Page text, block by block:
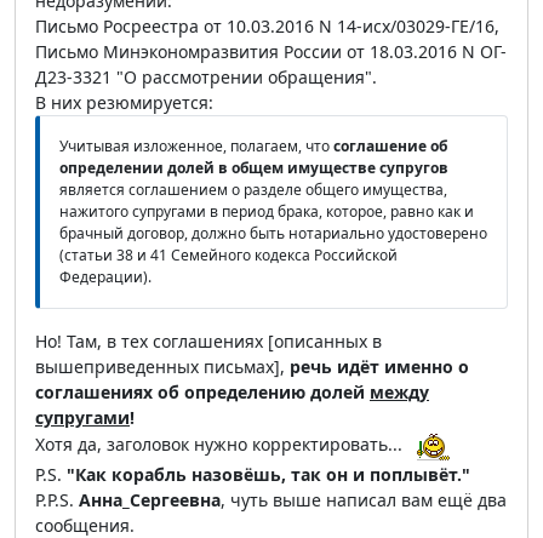
Письмо Росреестра от 10.03.2016 N 14-исх/03029-ГЕ/16,
Письмо Минэкономразвития России от 18.03.2016 N ОГ-
Д23-3321 "О рассмотрении обращения".
В них резюмируется:
Учитывая изложенное, полагаем, чтосоглашение об
определении долей в общем имуществе супругов
является соглашением о разделе общего имущества,
нажитого супругами в период брака, которое, равно как и
брачный договор, должно быть нотариально удостоверено
(статьи 38 и 41 Семейного кодекса Российской
Федерации).
Но! Там, в тех соглашениях [описанных в
вышеприведенных письмах], речь идёт именно о
соглашениях об определению долей между
супругами!
Хотя да, заголовок нужно корректировать...
P.S. "Как корабль назовёшь, так он и поплывёт."
P.P.S. Анна_Сергеевна, чуть выше написал вам ещё два
сообщения.